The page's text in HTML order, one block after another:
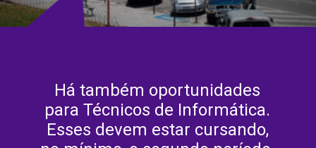
Há também oportunidades
para Técnicos de Informática.
Esses devem estar cursando,